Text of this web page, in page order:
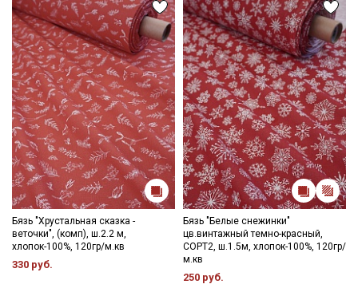
Бязь "Хрустальная сказка -
веточки", (комп), ш.2.2 м,
хлопок-100%, 120гр/м.кв
330 руб.
Бязь "Белые снежинки"
цв.винтажный темно-красный,
СОРТ2, ш.1.5м, хлопок-100%, 120гр/
м.кв
250 руб.
Подписаться
Ознакомлен(а) сПолитикой обработки персональных
данныхи даюСогласие на обработку персональных
данных
Даю Согласие на получение рекламных и
информационных рассылок